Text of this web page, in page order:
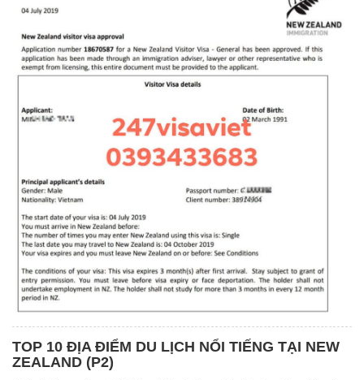
TOP 10 ĐỊA ĐIỂM DU LỊCH NỔI TIẾNG TẠI NEW
ZEALAND (P2)